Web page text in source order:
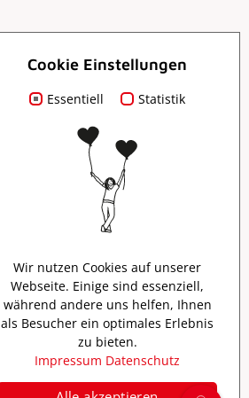
Cookie Einstellungen
Essentiell Statistik
Wir nutzen Cookies auf unserer
Webseite. Einige sind essenziell,
während andere uns helfen, Ihnen
als Besucher ein optimales Erlebnis
zu bieten.
Impressum Datenschutz